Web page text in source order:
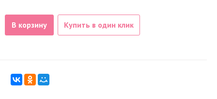
В корзину Купить в один клик